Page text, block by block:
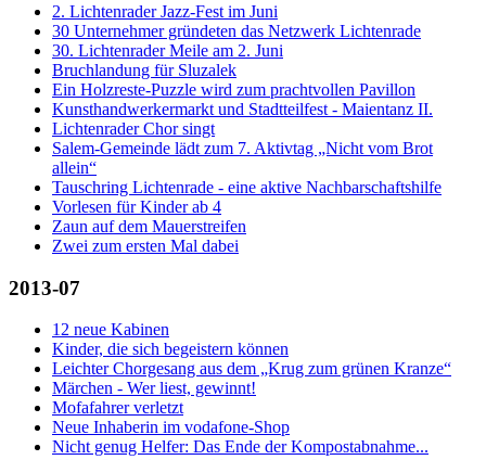
2. Lichtenrader Jazz-Fest im Juni
30 Unternehmer gründeten das Netzwerk Lichtenrade
30. Lichtenrader Meile am 2. Juni
Bruchlandung für Sluzalek
Ein Holzreste-Puzzle wird zum prachtvollen Pavillon
Kunsthandwerkermarkt und Stadtteilfest - Maientanz II.
Lichtenrader Chor singt
Salem-Gemeinde lädt zum 7. Aktivtag „Nicht vom Brot
allein“
Tauschring Lichtenrade - eine aktive Nachbarschaftshilfe
Vorlesen für Kinder ab 4
Zaun auf dem Mauerstreifen
Zwei zum ersten Mal dabei
2013-07
12 neue Kabinen
Kinder, die sich begeistern können
Leichter Chorgesang aus dem „Krug zum grünen Kranze“
Märchen - Wer liest, gewinnt!
Mofafahrer verletzt
Neue Inhaberin im vodafone-Shop
Nicht genug Helfer: Das Ende der Kompostabnahme...